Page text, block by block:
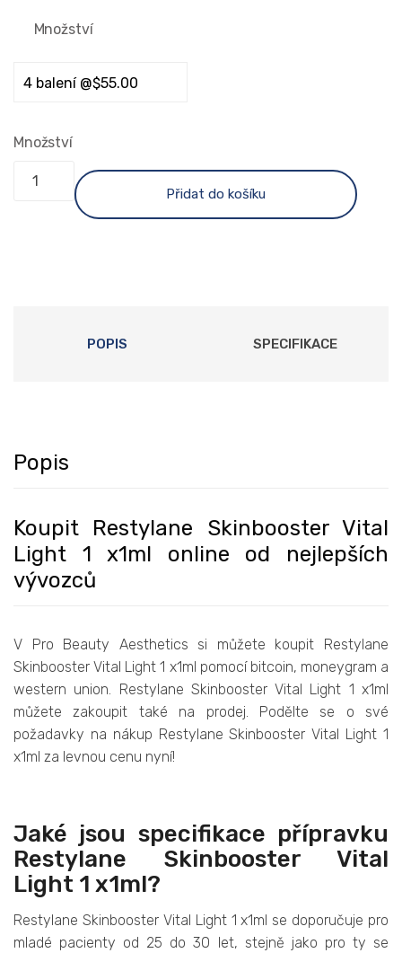
Množství
Množství
Přidat do košíku
POPIS SPECIFIKACE
Popis
Koupit Restylane Skinbooster Vital
Light 1 x1ml online od nejlepších
vývozců
V Pro Beauty Aesthetics si můžete koupit Restylane
Skinbooster Vital Light 1 x1ml pomocí bitcoin, moneygram a
western union. Restylane Skinbooster Vital Light 1 x1ml
můžete zakoupit také na prodej. Podělte se o své
požadavky na nákup Restylane Skinbooster Vital Light 1
x1ml za levnou cenu nyní!
Jaké jsou specifikace přípravku
Restylane Skinbooster Vital
Light 1 x1ml?
Restylane Skinbooster Vital Light 1 x1ml se doporučuje pro
mladé pacienty od 25 do 30 let, stejně jako pro ty se